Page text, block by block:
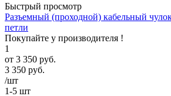
Быстрый просмотр
Разъемный (проходной) кабельный
петли
Покупайте у производителя !
1
от 3 350 руб.
3 350 руб.
/шт
1-5 шт